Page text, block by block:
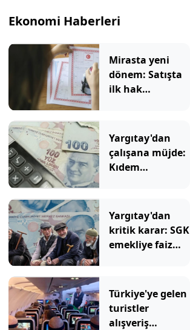
Ekonomi Haberleri
Mirasta yeni
dönem: Satışta
ilk hak
Yargıtay'dan
çalışana müjde:
Kıdem
Yargıtay'dan
kritik karar: SGK
emekliye faiz
Türkiye'ye gelen
turistler
alışveriş